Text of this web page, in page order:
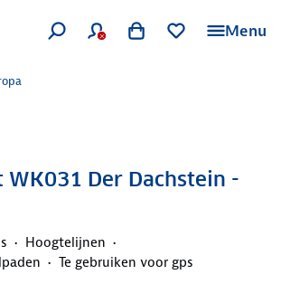
Menu
Der Dachstein -
Hoogtelijnen
Te gebruiken voor gps